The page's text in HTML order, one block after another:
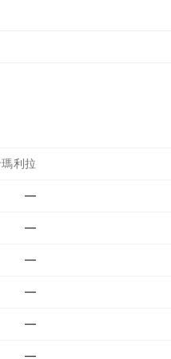
利拉
—
—
—
—
—
—